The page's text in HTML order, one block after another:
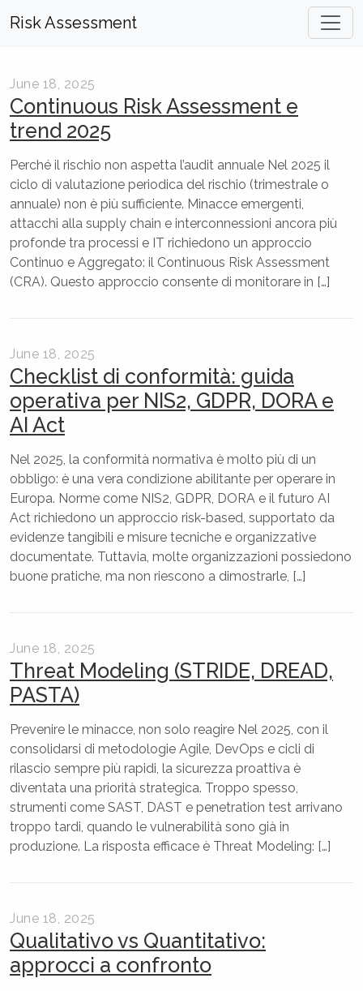
Risk Assessment
June 18, 2025
Continuous Risk Assessment e
trend 2025
Perché il rischio non aspetta l’audit annuale Nel 2025 il
ciclo di valutazione periodica del rischio (trimestrale o
annuale) non è più sufficiente. Minacce emergenti,
attacchi alla supply chain e interconnessioni ancora più
profonde tra processi e IT richiedono un approccio
Continuo e Aggregato: il Continuous Risk Assessment
(CRA). Questo approccio consente di monitorare in […]
June 18, 2025
Checklist di conformità: guida
operativa per NIS2, GDPR, DORA e
AI Act
Nel 2025, la conformità normativa è molto più di un
obbligo: è una vera condizione abilitante per operare in
Europa. Norme come NIS2, GDPR, DORA e il futuro AI
Act richiedono un approccio risk-based, supportato da
evidenze tangibili e misure tecniche e organizzative
documentate. Tuttavia, molte organizzazioni possiedono
buone pratiche, ma non riescono a dimostrarle, […]
June 18, 2025
Threat Modeling (STRIDE, DREAD,
PASTA)
Prevenire le minacce, non solo reagire Nel 2025, con il
consolidarsi di metodologie Agile, DevOps e cicli di
rilascio sempre più rapidi, la sicurezza proattiva è
diventata una priorità strategica. Troppo spesso,
strumenti come SAST, DAST e penetration test arrivano
troppo tardi, quando le vulnerabilità sono già in
produzione. La risposta efficace è Threat Modeling: […]
June 18, 2025
Qualitativo vs Quantitativo:
approcci a confronto